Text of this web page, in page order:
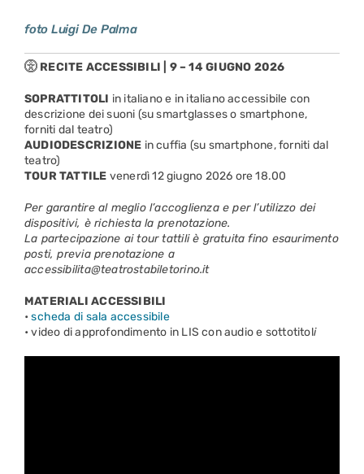
foto Luigi De Palma
RECITE ACCESSIBILI | 9 – 14 GIUGNO 2026
SOPRATTITOLI in italiano e in italiano accessibile con
descrizione dei suoni (su smartglasses o smartphone,
forniti dal teatro)
AUDIODESCRIZIONE in cuffia (su smartphone, forniti dal
teatro)
TOUR TATTILE venerdì 12 giugno 2026 ore 18.00
Per garantire al meglio l’accoglienza e per l’utilizzo dei
dispositivi, è richiesta la prenotazione.
La partecipazione ai tour tattili è gratuita fino esaurimento
posti, previa prenotazione a
accessibilita@teatrostabiletorino.it
MATERIALI ACCESSIBILI
•scheda di sala accessibile
• video di approfondimento in LIS con audio e sottotitoli